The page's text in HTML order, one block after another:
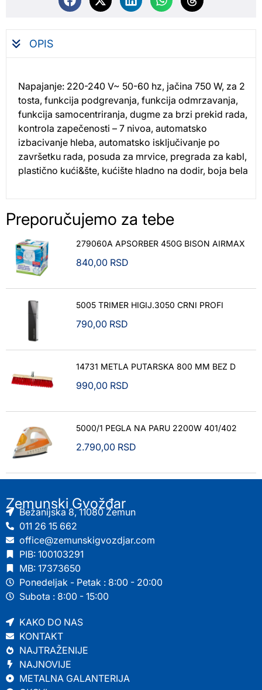
OPIS
Napajanje: 220-240 V~ 50-60 hz, jačina 750 W, za 2
tosta, funkcija podgrevanja, funkcija odmrzavanja,
funkcija samocentriranja, dugme za brzi prekid rada,
kontrola zapečenosti – 7 nivoa, automatsko
izbacivanje hleba, automatsko isključivanje po
završetku rada, posuda za mrvice, pregrada za kabl,
plastično kući&šte, kućište hladno na dodir, boja bela
Preporučujemo za tebe
279060A APSORBER 450G BISON AIRMAX
840,00 RSD
5005 TRIMER HIGIJ.3050 CRNI PROFI
790,00 RSD
14731 METLA PUTARSKA 800 MM BEZ D
990,00 RSD
5000/1 PEGLA NA PARU 2200W 401/402
2.790,00 RSD
Zemunski Gvožđar
Bežanijska 8, 11080 Zemun
011 26 15 662
office@zemunskigvozdjar.com
PIB: 100103291
MB: 17373650
Ponedeljak - Petak : 8:00 - 20:00
Subota : 8:00 - 15:00
KAKO DO NAS
KONTAKT
NAJTRAŽENIJE
NAJNOVIJE
METALNA GALANTERIJA